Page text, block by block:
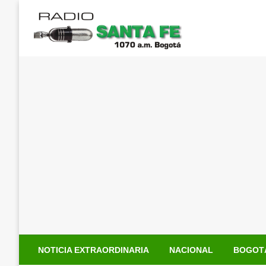
contenido
NOTICIA EXTRAORDINARIA NACIONAL